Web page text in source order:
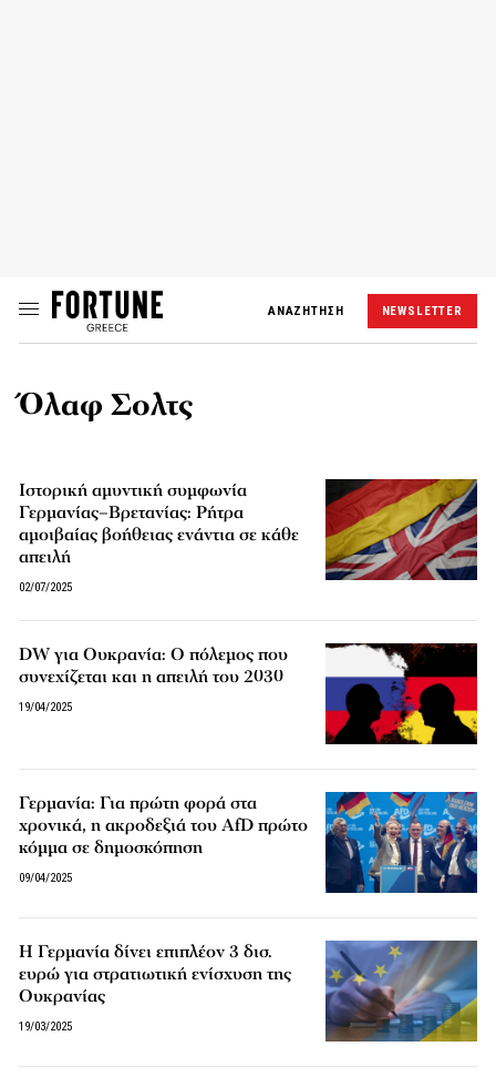
ΑΝΑΖΗΤΗΣΗ NEWSLETTER
Όλαφ Σολτς
Ιστορική αμυντική συμφωνία
Γερμανίας–Βρετανίας: Ρήτρα
αμοιβαίας βοήθειας ενάντια σε κάθε
απειλή
02/07/2025
DW για Ουκρανία: O πόλεμος που
συνεχίζεται και η απειλή του 2030
19/04/2025
Γερμανία: Για πρώτη φορά στα
χρονικά, η ακροδεξιά του AfD πρώτο
κόμμα σε δημοσκόπηση
09/04/2025
Η Γερμανία δίνει επιπλέον 3 δισ.
ευρώ για στρατιωτική ενίσχυση της
Ουκρανίας
19/03/2025